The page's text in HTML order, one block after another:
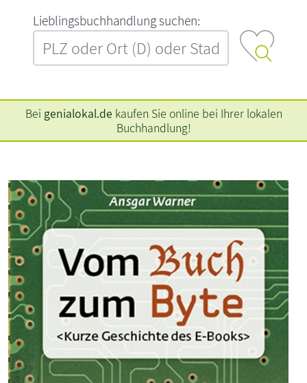
L‍i‍e‍b‍l‍i‍n‍g‍s‍b‍u‍c‍h‍h‍a‍n‍d‍l‍u‍n‍g‍ ‍s‍u‍c‍h‍e‍n‍:‍
Bei genialokal.de kaufen Sie online bei Ihrer lokalen
Buchhandlung!